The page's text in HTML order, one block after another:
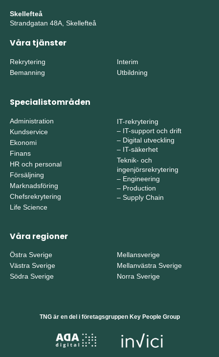
Skellefteå
Strandgatan 48A, Skellefteå
Våra tjänster
Rekrytering
Bemanning
Interim
Utbildning
Specialistområden
Administration
Kundservice
Ekonomi
Finans
HR och personal
Försäljning
Marknadsföring
Chefsrekrytering
Life Science
IT-rekrytering
– IT-support och drift
– Digital utveckling
– IT-säkerhet
Teknik- och
ingenjörsrekrytering
– Engineering
– Production
– Supply Chain
Våra regioner
Östra Sverige
Västra Sverige
Södra Sverige
Mellansverige
Mellanvästra Sverige
Norra Sverige
TNG är en del i företagsgruppen Key People Group